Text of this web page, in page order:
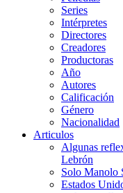
Series
Intérpretes
Directores
Creadores
Productoras
Año
Autores
Calificación
Género
Nacionalidad
Articulos
Algunas
Lebrón
Solo Manolo
Estados